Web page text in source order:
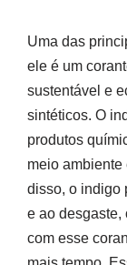
Uma das
ele é um
sustentável e
sintéticos. O
produtos
meio ambiente
disso, o indigo
e ao desgaste,
com esse